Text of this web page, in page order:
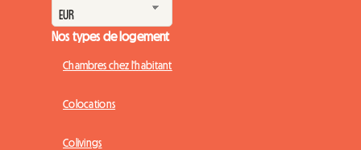
Nos types de logement
Chambres chez l'habitant
Colocations
Colivings